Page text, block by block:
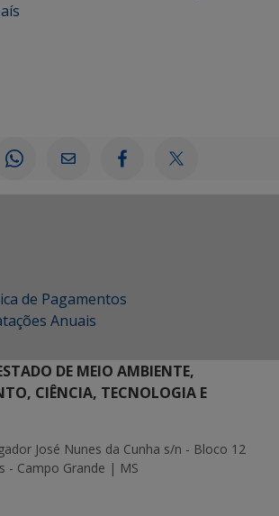
de Pagamentos
Anuais
DE MEIO AMBIENTE,
CIÊNCIA, TECNOLOGIA E
José Nunes da Cunha s/n - Bloco 12
- Campo Grande | MS